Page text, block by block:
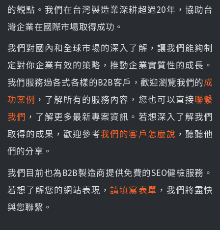
的觀點。我們在台灣製造業深耕超過20年，協助台
灣企業在國際市場取得成功。
我們對國內和全球市場的深入了解，讓我們能夠制
定對你企業有效的策略，推動企業實質性的成長。
我們服務過各式各樣的B2B客戶，歡迎瀏覽我們的成
功案例 ，了解所有的服務內容，您也可以直接聯繫
我們 ，了解更多最新專案資訊。若想深入了解我們
取得的成果，歡迎參考我們的客戶怎麼說 ，聽聽他
們的分享。
我們目前也為B2B製造商提供免費的SEO健檢服務。
若想了解您的網站表現，請填寫表單 ，我們將盡快
與您聯繫。